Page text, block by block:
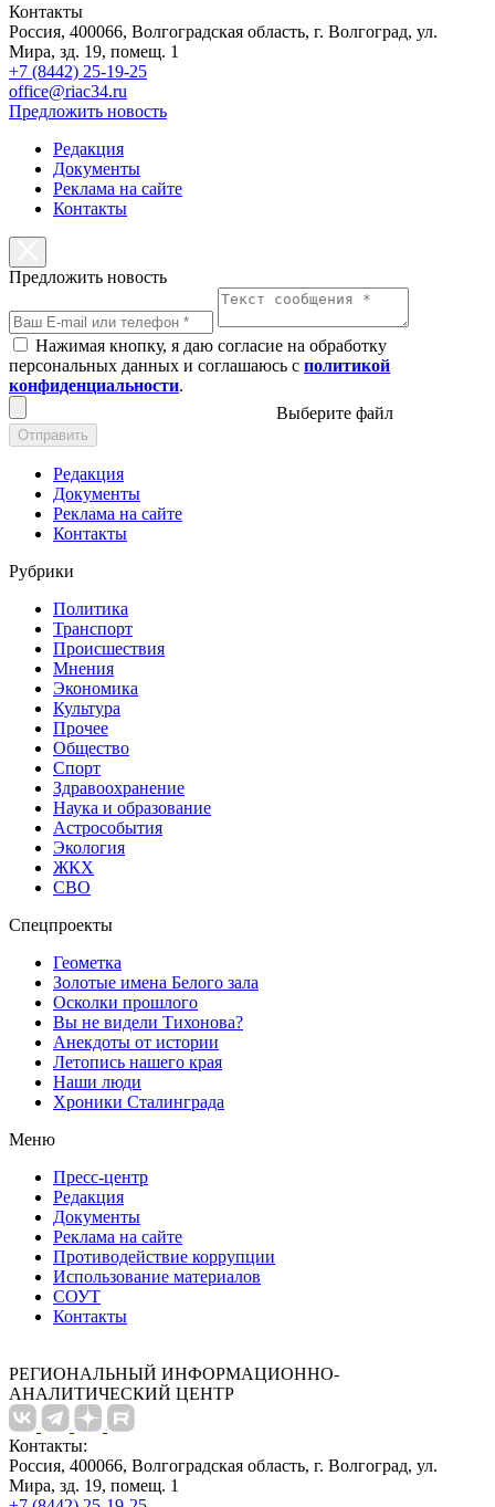
Контакты
Россия, 400066, Волгоградская область, г. Волгоград, ул.
Мира, зд. 19, помещ. 1
+7 (8442) 25-19-25
office@riac34.ru
Предложить новость
Редакция
Документы
Реклама на сайте
Контакты
Предложить новость
Нажимая кнопку, я даю согласие на обработку
персональных данных и соглашаюсь с политикой
конфиденциальности.
Выберите файл
Отправить
Редакция
Документы
Реклама на сайте
Контакты
Рубрики
Политика
Транспорт
Происшествия
Мнения
Экономика
Культура
Прочее
Общество
Спорт
Здравоохранение
Наука и образование
Астрособытия
Экология
ЖКХ
СВО
Спецпроекты
Геометка
Золотые имена Белого зала
Осколки прошлого
Вы не видели Тихонова?
Анекдоты от истории
Летопись нашего края
Наши люди
Хроники Сталинграда
Меню
Пресс-центр
Редакция
Документы
Реклама на сайте
Противодействие коррупции
Использование материалов
СОУТ
Контакты
РЕГИОНАЛЬНЫЙ ИНФОРМАЦИОННО-
АНАЛИТИЧЕСКИЙ ЦЕНТР
Контакты:
Россия, 400066, Волгоградская область, г. Волгоград, ул.
Мира, зд. 19, помещ. 1